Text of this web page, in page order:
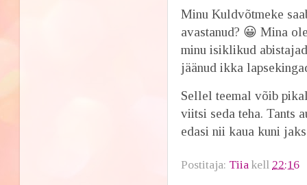
Minu Kuldvõtmeke
avastanud? 😀 Mina
minu isiklikud
jäänud ikka
Sellel teemal võib
viitsi seda teha. Tants
edasi nii kaua kuni
Postitaja: Tiia kell 22:16